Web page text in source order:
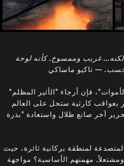
لكنه... غريب وممسوخ. كأنه لوحة
— تاكيو ماساكي
فإن أرجاء "الأثير المظلم"
بعواقب كارثية ستحل على العالم
آخر صانع ظلال واستعادة "بذرة
لمنطقة بركانية ثائرة، حيث
مهمتهم الأساسية؟ مواجهة